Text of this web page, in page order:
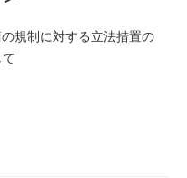
規制に対する立法措置の